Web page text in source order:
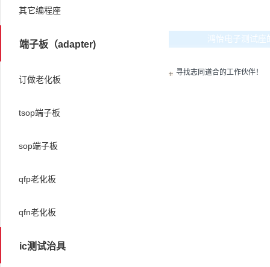
鸿怡电子测试座
寻找志同道合的工作伙伴！
其它编程座
端子板（adapter)
订做老化板
tsop端子板
sop端子板
qfp老化板
qfn老化板
ic测试治具